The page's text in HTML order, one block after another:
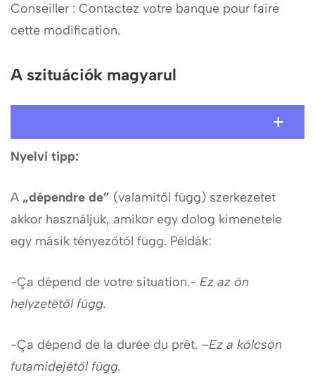
Conseiller : Contactez votre banque pour faire
cette modification.
A szituációk magyarul
Nyelvi tipp:
A „dépendre de” (valamitől függ) szerkezetet
akkor használjuk, amikor egy dolog kimenetele
egy másik tényezőtől függ. Példák:
-Ça dépend de votre situation.- Ez az ön
helyzetétől függ.
-Ça dépend de la durée du prêt. –Ez a kölcsön
futamidejétől függ.